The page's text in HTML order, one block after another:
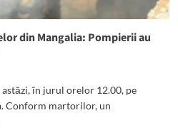
din Mangalia: Pompierii au
în jurul orelor 12.00, pe
Conform martorilor, un